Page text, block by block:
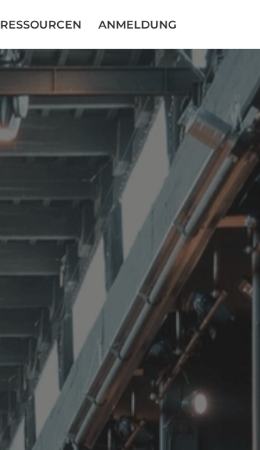
RESSOURCEN ANMELDUNG